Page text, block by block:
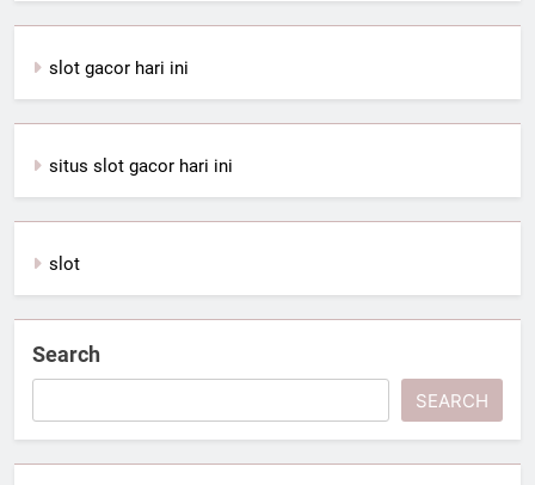
slot gacor hari ini
situs slot gacor hari ini
slot
Search
SEARCH